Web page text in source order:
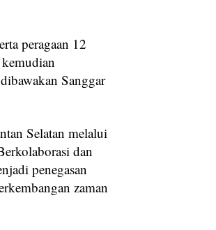
peragaan 12
Sanggar
Selatan melalui
dan
penegasan
zaman